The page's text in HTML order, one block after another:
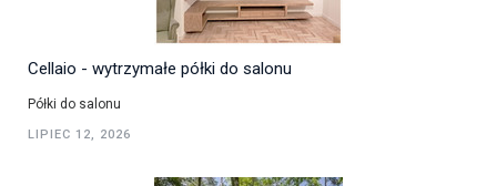
Cellaio - wytrzymałe półki do salonu
Półki do salonu
LIPIEC 12, 2026